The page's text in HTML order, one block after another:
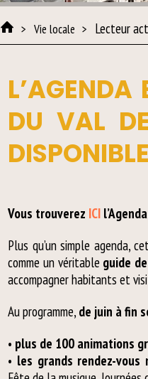
Vie locale Lecteur
DU VAL
Vous trouverez ICI
Plus qu’un simple agenda,
comme un véritable guide
accompagner habitants et
Au programme, de juin à fin
• plus de 100 animations
• les grands rendez-